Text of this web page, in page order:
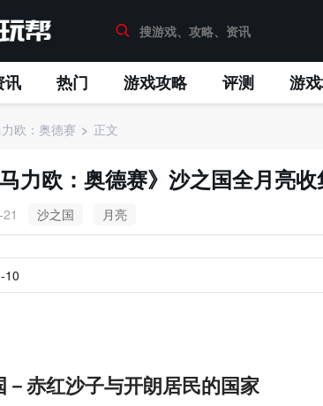
讯 热门 游戏攻略 评测 游
欧：奥德赛 正文
马力欧：奥德赛》沙之国全月亮
沙之国 月亮
10
－赤红沙子与开朗居民的国家